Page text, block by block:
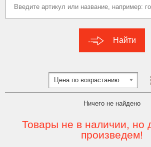
Найти
Цена по возрастанию
Ничего не найдено
Товары не в наличии, но
произведем!